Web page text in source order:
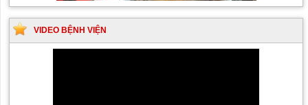
VIDEO BỆNH VIỆN